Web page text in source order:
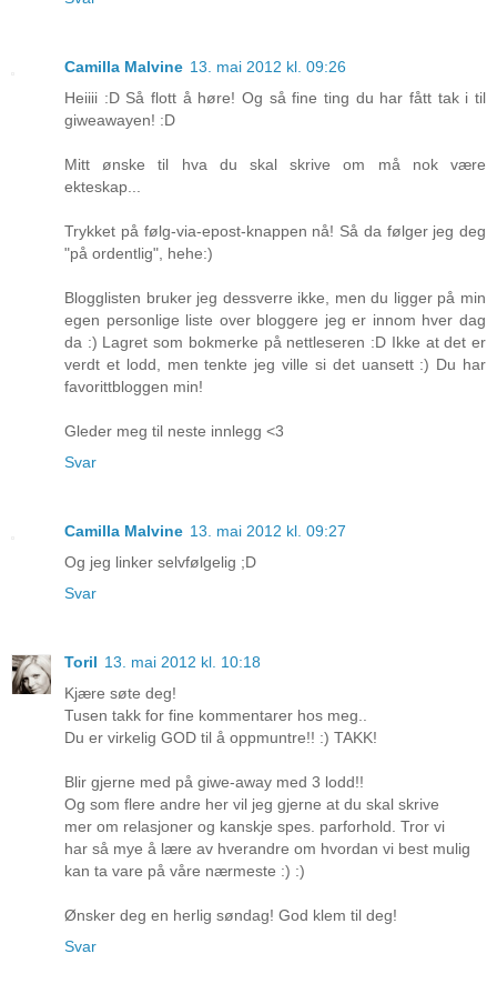
Camilla Malvine 13. mai 2012 kl. 09:26
Heiiii :D Så flott å høre! Og så fine ting du har fått tak i til
giweawayen! :D
Mitt ønske til hva du skal skrive om må nok være
ekteskap...
Trykket på følg-via-epost-knappen nå! Så da følger jeg deg
"på ordentlig", hehe:)
Blogglisten bruker jeg dessverre ikke, men du ligger på min
egen personlige liste over bloggere jeg er innom hver dag
da :) Lagret som bokmerke på nettleseren :D Ikke at det er
verdt et lodd, men tenkte jeg ville si det uansett :) Du har
favorittbloggen min!
Gleder meg til neste innlegg <3
Svar
Camilla Malvine 13. mai 2012 kl. 09:27
Og jeg linker selvfølgelig ;D
Svar
Toril 13. mai 2012 kl. 10:18
Kjære søte deg!
Tusen takk for fine kommentarer hos meg..
Du er virkelig GOD til å oppmuntre!! :) TAKK!
Blir gjerne med på giwe-away med 3 lodd!!
Og som flere andre her vil jeg gjerne at du skal skrive
mer om relasjoner og kanskje spes. parforhold. Tror vi
har så mye å lære av hverandre om hvordan vi best mulig
kan ta vare på våre nærmeste :) :)
Ønsker deg en herlig søndag! God klem til deg!
Svar